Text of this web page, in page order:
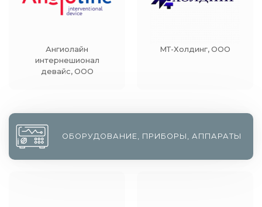
Ангиолайн
интернешионал
девайс, ООО
МТ-Холдинг, ООО
ОБОРУДОВАНИЕ, ПРИБОРЫ, АППАРАТЫ